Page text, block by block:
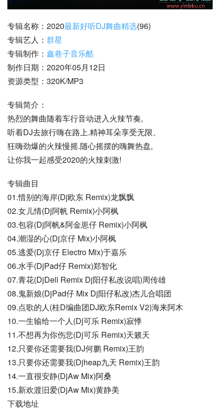
专辑名称：2020最新好听DJ舞曲精选(96)
专辑艺人： 群星
专辑制作： 鑫巷子音乐酷
制作日期：2020年05月12日
资源类型：320K/MP3
专辑简介：
热烈的舞曲随着车行音动进入火辣节奏,
听着DJ去旅行嗨在路上.精神耳朵享受无限、
狂嗨劲爆的火辣慢摇.随心摇摆的嗨舞热盘,
让你我一起感受2020的火辣刺激!
专辑曲目
01.惜别的海岸(Dj欧东 Remix)龙飘飘
02.女儿情(Dj阿帆 Remix)小阿枫
03.包容(Dj阿帆&阿金崽仔 Remix)小阿枫
04.潮湿的心(Dj京仔 Mix)小阿枫
05.逃爱(Dj京仔 Electro Mix)于嘉乐
06.水手(DjPad仔 Remix)郑智化
07.青花(DjDell Remix Dj阳仔私改说唱)周传雄
08.鬼新娘(DjPad仔 Mix Dj阳仔私改)杰儿合唱团
09.点歌的人(桂D编曲团DJ欧东Remix V2)海来阿木
10.一生输给一个人(Dj可乐 Remix)寂悸
11.不想再为你伤悲(Dj可乐 Remix)天籁天
12.只要你还需要我(DJ何鹏 Remix)王韵
13.只要你还需要我(Djheap九天 Remix)王韵
14.一直很安静(DjAw Mix)阿桑
15.新欢渡旧爱(DjAw Mix)黄静美
下载地址